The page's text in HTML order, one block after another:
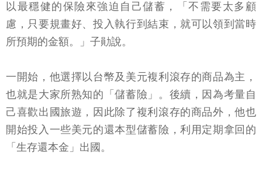
以最穩健的保險來強迫自己儲蓄，「不需要太多顧
慮，只要規畫好、投入執行到結束，就可以領到當時
所預期的金額。」子勛說。
一開始，他選擇以台幣及美元複利滾存的商品為主，
也就是大家所熟知的「儲蓄險」。後續，因為考量自
己喜歡出國旅遊，因此除了複利滾存的商品外，他也
開始投入一些美元的還本型儲蓄險，利用定期拿回的
「生存還本金」出國。